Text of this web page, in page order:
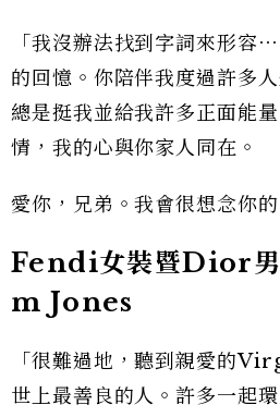
「我沒辦法找到字詞來形
的回憶。你陪伴我度過許多
總是挺我並給我許多正面能
情，我的心與你家人同在。
愛你，兄弟。我會很想念你的
Fendi女裝暨Dior
m Jones
「很難過地，聽到親愛的
世上最善良的人。許多一起